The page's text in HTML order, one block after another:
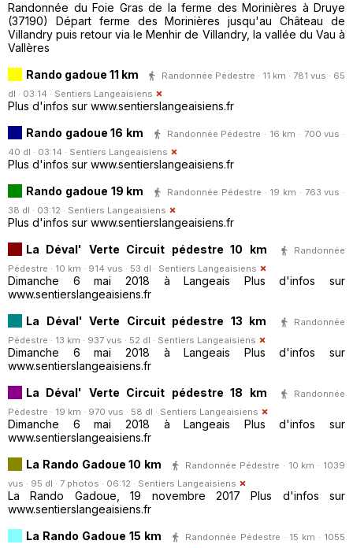
Randonnée du Foie Gras de la ferme des Morinières à Druye
(37190) Départ ferme des Morinières jusqu'au Château de
Villandry puis retour via le Menhir de Villandry, la vallée du Vau à
Vallères
Rando gadoue 11 km
Randonnée Pédestre · 11 km · 781 vus · 65
dl · 03:14 · Sentiers Langeaisiens
Plus d'infos sur www.sentierslangeaisiens.fr
Rando gadoue 16 km
Randonnée Pédestre · 16 km · 700 vus ·
40 dl · 03:14 · Sentiers Langeaisiens
Plus d'infos sur www.sentierslangeaisiens.fr
Rando gadoue 19 km
Randonnée Pédestre · 19 km · 763 vus ·
38 dl · 03:12 · Sentiers Langeaisiens
Plus d'infos sur www.sentierslangeaisiens.fr
La Déval' Verte Circuit pédestre 10 km
Randonnée
Pédestre · 10 km · 914 vus · 53 dl · Sentiers Langeaisiens
Dimanche 6 mai 2018 à Langeais Plus d'infos sur
www.sentierslangeaisiens.fr
La Déval' Verte Circuit pédestre 13 km
Randonnée
Pédestre · 13 km · 937 vus · 52 dl · Sentiers Langeaisiens
Dimanche 6 mai 2018 à Langeais Plus d'infos sur
www.sentierslangeaisiens.fr
La Déval' Verte Circuit pédestre 18 km
Randonnée
Pédestre · 19 km · 970 vus · 58 dl · Sentiers Langeaisiens
Dimanche 6 mai 2018 à Langeais Plus d'infos sur
www.sentierslangeaisiens.fr
La Rando Gadoue 10 km
Randonnée Pédestre · 10 km · 1039
vus · 95 dl · 7 photos · 06:12 · Sentiers Langeaisiens
La Rando Gadoue, 19 novembre 2017 Plus d'infos sur
www.sentierslangeaisiens.fr
La Rando Gadoue 15 km
Randonnée Pédestre · 15 km · 1055